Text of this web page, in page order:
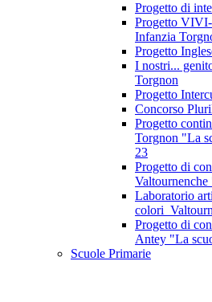
Progetto di
Progetto
Infanzia
Progetto
I nostri...
Torgnon
Progetto
Concorso
Progetto
Torgnon "La
23
Progetto di
Laboratorio
Progetto di
Antey "La
Scuole Primarie